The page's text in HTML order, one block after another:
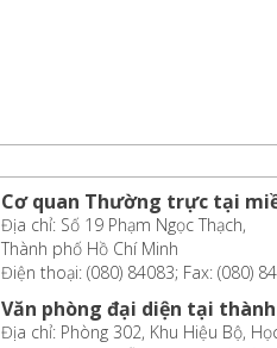
Cơ quan Thường trực tại
Địa chỉ: Số 19 Phạm Ngọc Thạch,
Thành phố Hồ Chí Minh
Điện thoại: (080) 84083; Fax: (080)
Văn phòng đại diện tại
Địa chỉ: Phòng 302, Khu Hiệu Bộ,